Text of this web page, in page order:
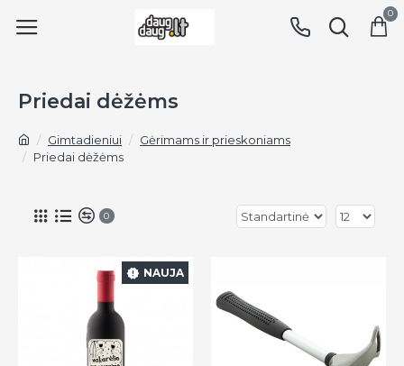
0
Gimtadieniui
Gėrimams ir prieskoniams
Priedai dėžėms
Priedai dėžėms
0
NAUJA